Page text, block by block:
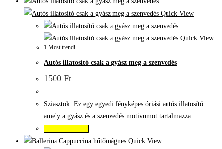
Quick View
Quick View
1.Most trendi
Autós illatosító csak a gyász meg a szenvedés
1500 Ft
Sziasztok. Ez egy egyedi fényképes óriási autós illatosító
amely a gyász és a szenvedés motivumot tartalmazza.
Quick View